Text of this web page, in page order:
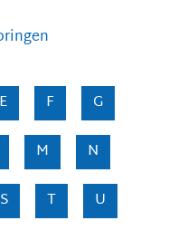
E F
G
M
N
S T
U